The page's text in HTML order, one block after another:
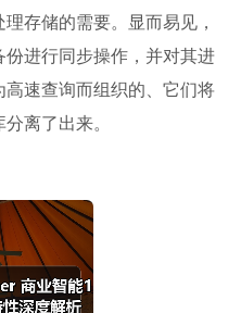
存储的需要。显而易见，
进行同步操作，并对其进
速查询而组织的、它们将
离了出来。